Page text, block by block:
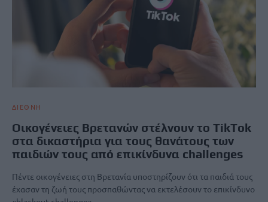
ΔΙΕΘΝΗ
Οικογένειες Βρετανών στέλνουν το TikTok
στα δικαστήρια για τους θανάτους των
παιδιών τους από επικίνδυνα challenges
Πέντε οικογένειες στη Βρετανία υποστηρίζουν ότι τα παιδιά τους
έχασαν τη ζωή τους προσπαθώντας να εκτελέσουν το επικίνδυνο